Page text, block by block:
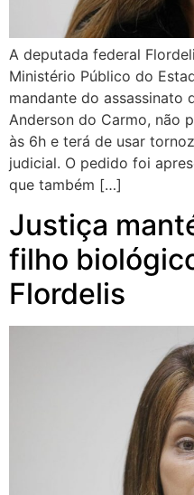
A deputada federal
Ministério Público do
mandante do
Anderson do Carmo, não
às 6h e terá de usar
judicial. O pedido foi
que também […]
Justiça
filho
Flordelis